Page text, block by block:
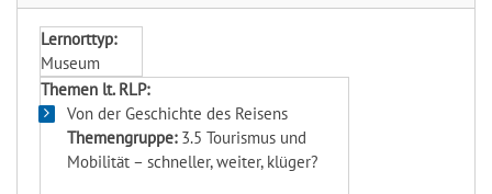
Lernorttyp:
Museum
Themen lt. RLP:
Von der Geschichte des Reisens
Themengruppe: 3.5 Tourismus und
Mobilität – schneller, weiter, klüger?